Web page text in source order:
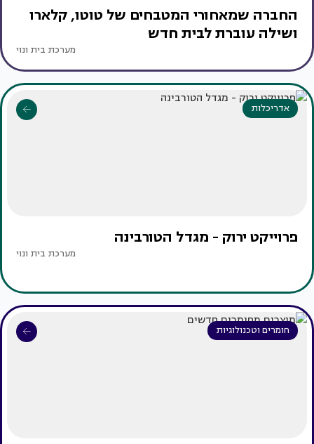
החברה שמאחורי המטבחים של טוטו, קלארו
ושילה עוברת לבית חדש
מערכת בית ונוי
אדריכלות
פרוייקט ירוק - מגדל הטורבינה
מערכת בית ונוי
חומרים וטכנולוגיות